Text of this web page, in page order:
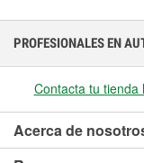
PROFESIONALES EN
Contacta tu tienda
Acerca de